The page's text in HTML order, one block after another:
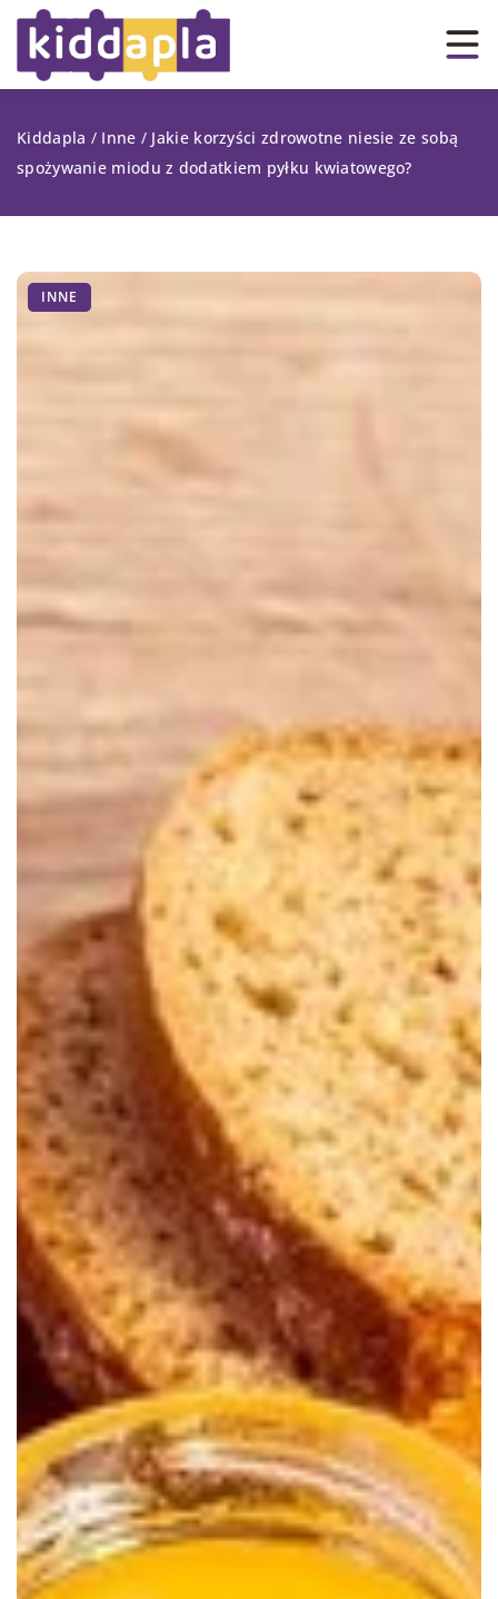
Kiddapla / Inne / Jakie korzyści zdrowotne niesie ze sobą
spożywanie miodu z dodatkiem pyłku kwiatowego?
INNE